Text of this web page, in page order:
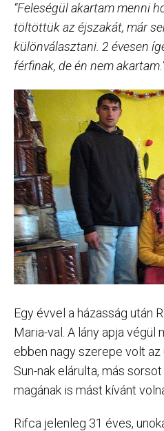
“Feleségül akartam menni
töltöttük az éjszakát, már
különválasztani. 2 évesen
férfinak, de én nem
Egy évvel a házasság után
Maria-val. A lány apja végül
ebben nagy szerepe volt az
Sun-nak elárulta, más
magának is mást kívánt
Rifca jelenleg 31 éves,